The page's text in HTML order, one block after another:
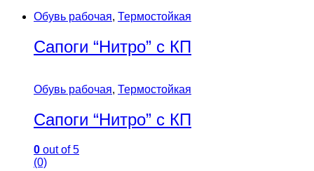
Обувь рабочая, Термостойкая
Сапоги “Нитро” с КП
Обувь рабочая, Термостойкая
Сапоги “Нитро” с КП
0 out of 5
(0)